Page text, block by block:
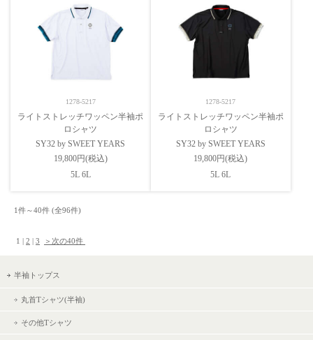
半袖トップス
丸首Tシャツ(半袖)
その他Tシャツ
1278-5217
ライトストレッチワッペン半袖ポ
ロシャツ
SY32 by SWEET YEARS
19,800円(税込)
5L 6L
1278-5217
ライトストレッチワッペン半袖ポ
ロシャツ
SY32 by SWEET YEARS
19,800円(税込)
5L 6L
1件～40件 (全96件)
1 | 2 | 3 ＞次の40件